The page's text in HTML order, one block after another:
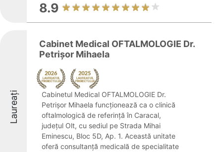
8.9
Laureați
Cabinet Medical OFTALMOLOGIE Dr.
Petrişor Mihaela
Cabinetul Medical OFTALMOLOGIE Dr.
Petrișor Mihaela funcționează ca o clinică
oftalmologică de referință în Caracal,
județul Olt, cu sediul pe Strada Mihai
Eminescu, Bloc 5D, Ap. 1. Această unitate
oferă consultanță medicală de specialitate